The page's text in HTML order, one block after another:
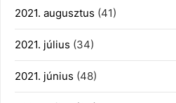
2021. augusztus (41)
2021. július (34)
2021. június (48)